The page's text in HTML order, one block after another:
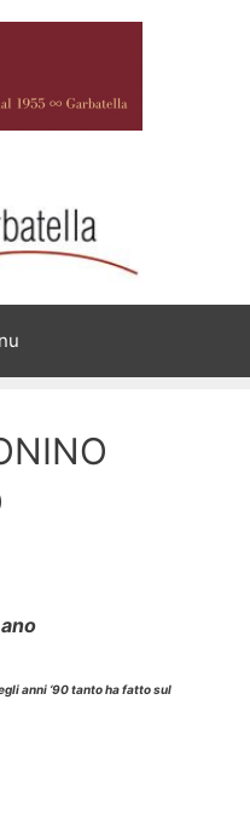
anni ‘90 tanto ha fatto sul